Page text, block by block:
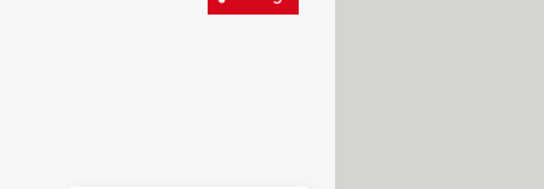
Para seguir escuchando tu
que te permitirá